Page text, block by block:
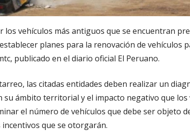
vehículos más antiguos que se encuentran
planes para la renovación de vehículos
publicado en el diario oficial El Peruano.
las citadas entidades deben realizar un
su ámbito territorial y el impacto negativo que los
el número de vehículos que debe ser objeto
que se otorgarán.